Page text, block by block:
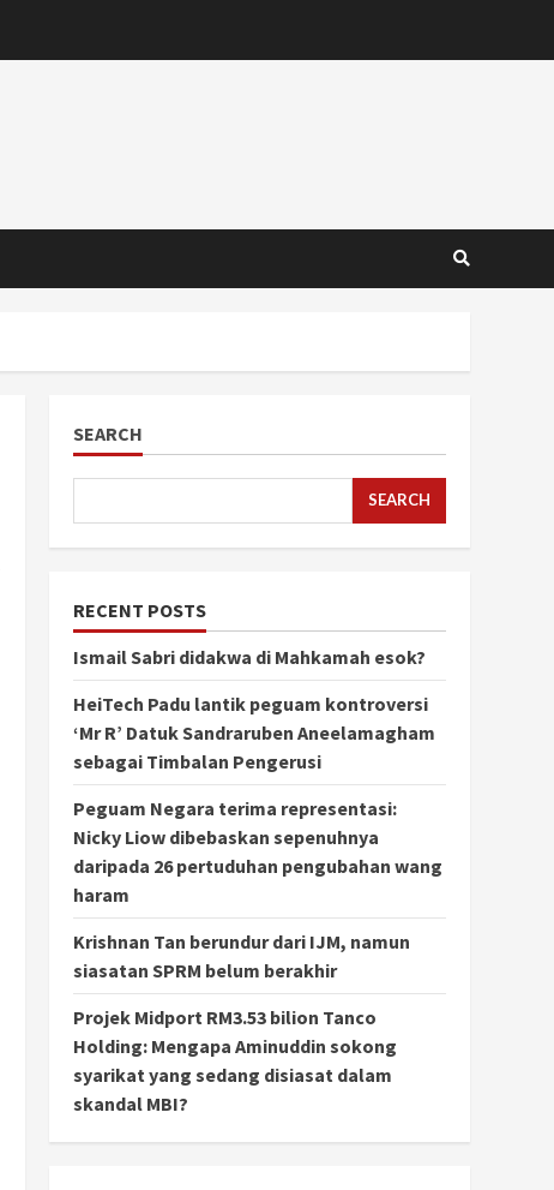
SEARCH
SEARCH
RECENT POSTS
Ismail Sabri didakwa di Mahkamah esok?
HeiTech Padu lantik peguam kontroversi
‘Mr R’ Datuk Sandraruben Aneelamagham
sebagai Timbalan Pengerusi
Peguam Negara terima representasi:
Nicky Liow dibebaskan sepenuhnya
daripada 26 pertuduhan pengubahan wang
haram
Krishnan Tan berundur dari IJM, namun
siasatan SPRM belum berakhir
Projek Midport RM3.53 bilion Tanco
Holding: Mengapa Aminuddin sokong
syarikat yang sedang disiasat dalam
skandal MBI?